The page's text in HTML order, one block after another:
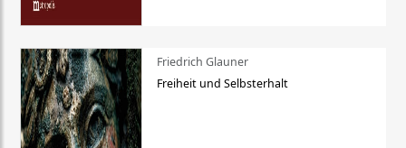
Friedrich Glauner
Freiheit und Selbsterhalt